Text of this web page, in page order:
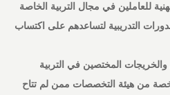
للعاملين في مجال التربية الخاصة
التدريبية لتساعدهم على اكتساب
المختصين في التربية
من هيئة التخصصات ممن لم تتاح